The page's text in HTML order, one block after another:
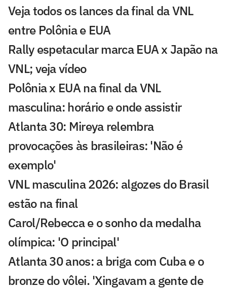
Veja todos os lances da final da VNL
entre Polônia e EUA
Rally espetacular marca EUA x Japão na
VNL; veja vídeo
Polônia x EUA na final da VNL
masculina: horário e onde assistir
Atlanta 30: Mireya relembra
provocações às brasileiras: 'Não é
exemplo'
VNL masculina 2026: algozes do Brasil
estão na final
Carol/Rebecca e o sonho da medalha
olímpica: 'O principal'
Atlanta 30 anos: a briga com Cuba e o
bronze do vôlei. 'Xingavam a gente de